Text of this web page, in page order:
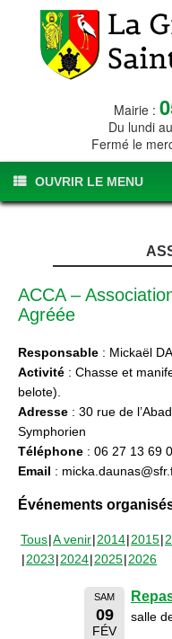
Mairie :
Du lundi
Fermé le
OUVRIR LE MENU
ACCA –
Agréée
Responsable : Mickaël
Activité : Chasse et
belote).
Adresse : 30 rue de
Symphorien
Téléphone : 06 27 13 69
Email :
Événements
Tous A venir 2014 2015
2023 2024 2025 2026
SAM
09
FÉV
salle